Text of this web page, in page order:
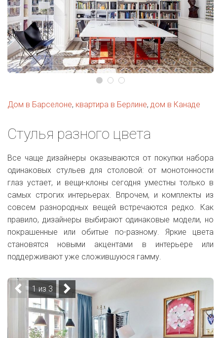
Дом в Барселоне, квартира в Берлине, дом в Канаде
Стулья разного цвета
Все чаще дизайнеры оказываются от покупки набора
одинаковых стульев для столовой: от монотонности
глаз устает, и вещи-клоны сегодня уместны только в
самых строгих интерьерах. Впрочем, и комплекты из
совсем разнородных вещей встречаются редко. Как
правило, дизайнеры выбирают одинаковые модели, но
покрашенные или обитые по-разному. Яркие цвета
становятся новыми акцентами в интерьере или
поддерживают уже сложившуюся гамму.
1 из 3